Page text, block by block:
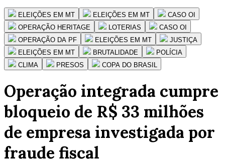
ELEIÇÕES EM MT ELEIÇÕES EM MT
CASO OI
OPERAÇÃO HERITAGE
LOTERIAS
CASO OI
OPERAÇÃO DA PF
ELEIÇÕES EM MT
JUSTIÇA
ELEIÇÕES EM MT
BRUTALIDADE
POLÍCIA
CLIMA
PRESOS COPA DO BRASIL
Operação integrada cumpre
bloqueio de R$ 33 milhões
de empresa investigada por
fraude fiscal